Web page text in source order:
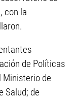
con la
de Políticas
Ministerio de
Salud; de